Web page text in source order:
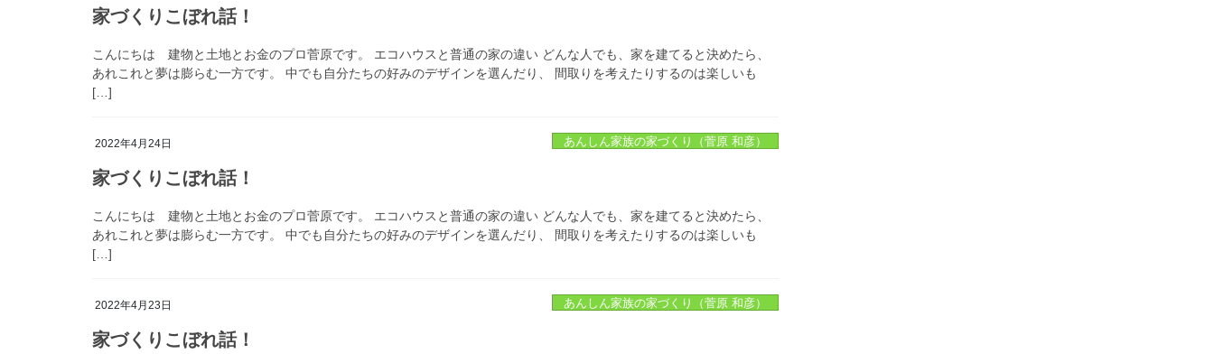
家づくりこぼれ話！
こんにちは 建物と土地とお金のプロ菅原です。 エコハウスと普通の家の違い どんな人でも、家を建てると決めたら、
あれこれと夢は膨らむ一方です。 中でも自分たちの好みのデザインを選んだり、 間取りを考えたりするのは楽しいも
[…]
2022年4月24日 あんしん家族の家づくり（菅原 和彦）
家づくりこぼれ話！
こんにちは 建物と土地とお金のプロ菅原です。 エコハウスと普通の家の違い どんな人でも、家を建てると決めたら、
あれこれと夢は膨らむ一方です。 中でも自分たちの好みのデザインを選んだり、 間取りを考えたりするのは楽しいも
[…]
2022年4月23日 あんしん家族の家づくり（菅原 和彦）
家づくりこぼれ話！